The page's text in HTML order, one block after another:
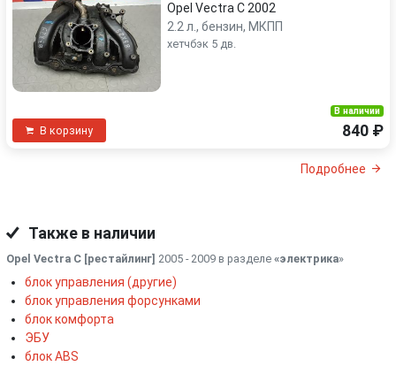
Opel Vectra C 2002
2.2 л., бензин, МКПП
хетчбэк 5 дв.
В корзину
В наличии
840 ₽
Подробнее
Также в наличии
Opel Vectra C [рестайлинг] 2005 - 2009 в разделе «электрика»
блок управления (другие)
блок управления форсунками
блок комфорта
ЭБУ
блок ABS